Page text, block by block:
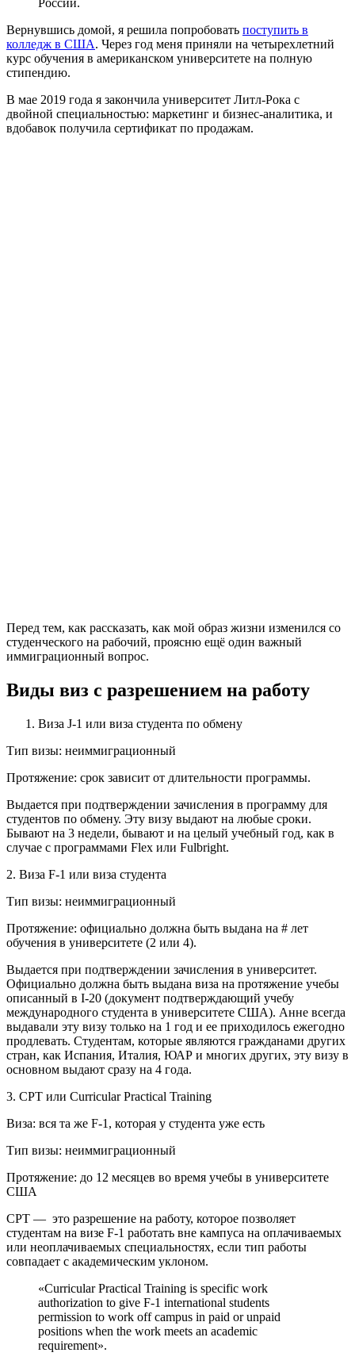
России.
Вернувшись домой, я решила попробовать поступить в
колледж в США. Через год меня приняли на четырехлетний
курс обучения в американском университете на полную
стипендию.
В мае 2019 года я закончила университет Литл-Рока с
двойной специальностью: маркетинг и бизнес-аналитика, и
вдобавок получила сертификат по продажам.
Перед тем, как рассказать, как мой образ жизни изменился со
студенческого на рабочий, проясню ещё один важный
иммиграционный вопрос.
Виды виз с разрешением на работу
Виза J-1 или виза студента по обмену
Тип визы: неиммиграционный
Протяжение: срок зависит от длительности программы.
Выдается при подтверждении зачисления в программу для
студентов по обмену. Эту визу выдают на любые сроки.
Бывают на 3 недели, бывают и на целый учебный год, как в
случае с программами Flex или Fulbright.
2. Виза F-1 или виза студента
Тип визы: неиммиграционный
Протяжение: официально должна быть выдана на # лет
обучения в университете (2 или 4).
Выдается при подтверждении зачисления в университет.
Официально должна быть выдана виза на протяжение учебы
описанный в I-20 (документ подтверждающий учебу
международного студента в университете США). Анне всегда
выдавали эту визу только на 1 год и ее приходилось ежегодно
продлевать. Студентам, которые являются гражданами других
стран, как Испания, Италия, ЮАР и многих других, эту визу в
основном выдают сразу на 4 года.
3. CPT или Curricular Practical Training
Виза: вся та же F-1, которая у студента уже есть
Тип визы: неиммиграционный
Протяжение: до 12 месяцев во время учебы в университете
США
CPT — это разрешение на работу, которое позволяет
студентам на визе F-1 работать вне кампуса на оплачиваемых
или неоплачиваемых специальностях, если тип работы
совпадает с академическим уклоном.
«Curricular Practical Training is specific work
authorization to give F-1 international students
permission to work off campus in paid or unpaid
positions when the work meets an academic
requirement».